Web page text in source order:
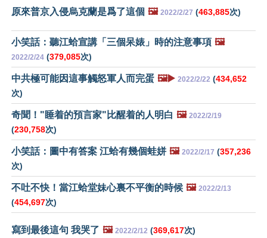
原來普京入侵烏克蘭是爲了這個 🖼️ 2022/2/27 (463,885次)
小笑話：聽江蛤宣講「三個呆婊」時的注意事項 🖼️
2022/2/24 (379,085次)
中共極可能因這事觸怒軍人而完蛋 🖼️▶️ 2022/2/22 (434,652
次)
奇聞！"睡着的預言家"比醒着的人明白 🖼️ 2022/2/19
(230,758次)
小笑話：圖中有答案 江蛤有幾個蛙姘 🖼️ 2022/2/17 (357,236
次)
不吐不快！當江蛤堂妹心裏不平衡的時候 🖼️ 2022/2/13
(454,697次)
寫到最後這句 我哭了 🖼️ 2022/2/12 (369,617次)